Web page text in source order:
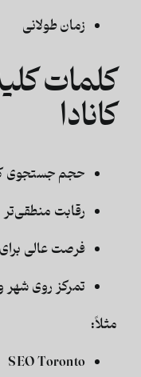
زمان طولانی
کلمات
کانادا
حجم جستجوی
رقابت منطقی‌تر
فرصت عالی
تمرکز روی شهر
مثلاً:
SEO Toronto